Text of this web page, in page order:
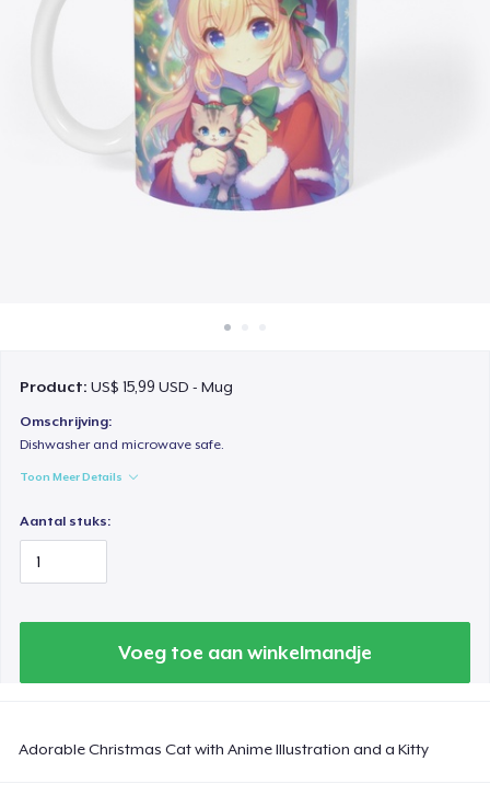
Verkoop overal
Verkoop alles
Product:US$ 15,99 USD - Mug
Omschrijving:
Dishwasher and microwave safe.
Toon Meer Details
Aantal stuks:
Voeg toe aan winkelmandje
Adorable Christmas Cat with Anime Illustration and a Kitty